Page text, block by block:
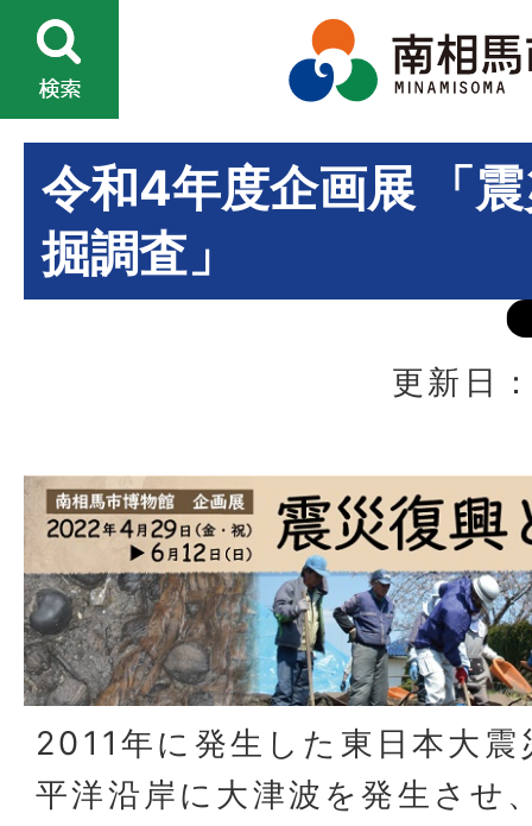
令和4年度企画展 「
掘調査」
更新日
2011年に発生した東日本大
平洋沿岸に大津波を発生させ